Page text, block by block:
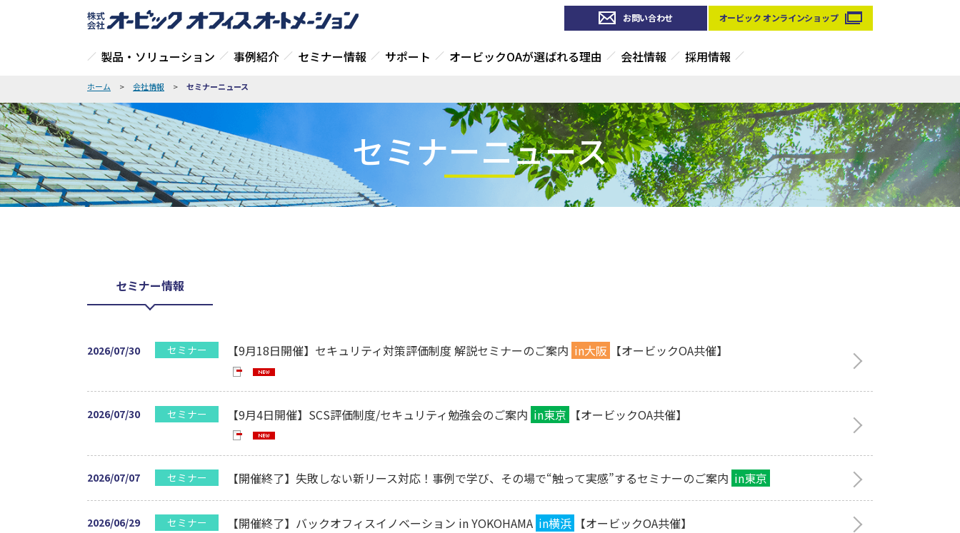
お問い合わせ オービック オンラインショップ
製品・ソリューション 事例紹介 セミナー情報 サポート オービックOAが選ばれる理由 会社情報 採用情報
ホーム > 会社情報 > セミナーニュース
セミナーニュース
セミナー情報
2026/07/30 セミナー 【9月18日開催】セキュリティ対策評価制度 解説セミナーのご案内 in大阪 【オービックOA共催】
2026/07/30 セミナー 【9月4日開催】SCS評価制度/セキュリティ勉強会のご案内 in東京 【オービックOA共催】
2026/07/07 セミナー 【開催終了】失敗しない新リース対応！事例で学び、その場で“触って実感”するセミナーのご案内 in東京
2026/06/29 セミナー 【開催終了】バックオフィスイノベーション in YOKOHAMA in横浜 【オービックOA共催】